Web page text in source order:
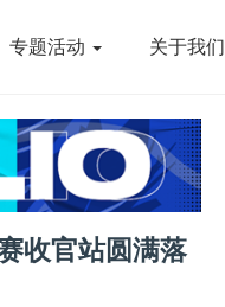
专题活动 关于我们
收官站圆满落